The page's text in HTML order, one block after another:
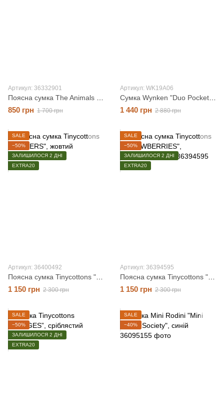
Артикул: 36332901
850 грн 1 700 грн
Артикул: WK19A06
1 440 грн 2 880 грн
SALE
−50%
ЗАЛИШИЛОСЯ 2 ДНІ
EXTRA20
Артикул: 36400492
1 150 грн 2 300 грн
SALE
−50%
ЗАЛИШИЛОСЯ 2 ДНІ
EXTRA20
Артикул: 36394595
1 150 грн 2 300 грн
SALE
−50%
ЗАЛИШИЛОСЯ 2 ДНІ
EXTRA20
SALE
−40%